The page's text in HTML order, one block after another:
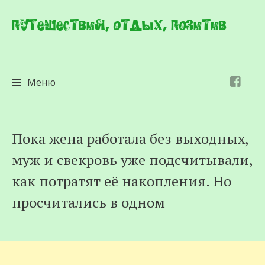
Путешествия, отдых, позитив
Меню
к
содержимому
Пока жена работала без выходных,
муж и свекровь уже подсчитывали,
как потратят её накопления. Но
просчитались в одном